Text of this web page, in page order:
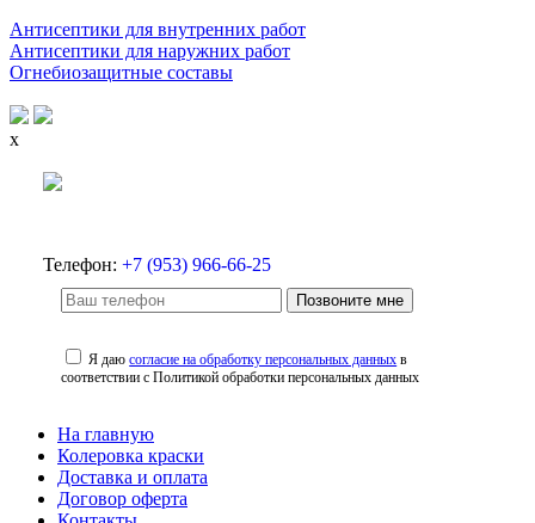
Антисептики для внутренних работ
Антисептики для наружних работ
Огнебиозащитные составы
x
Телефон: +7 (953) 966-66-25
Позвоните мне
Я даюсогласие на обработку персональных данных в
соответствии с Политикой обработки персональных данных
На главную
Колеровка краски
Доставка и оплата
Договор оферта